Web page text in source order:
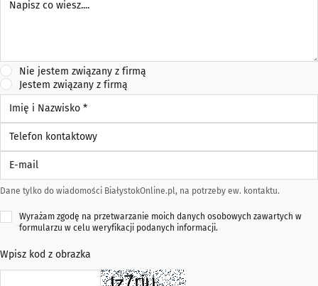
Nie jestem związany z firmą
Jestem związany z firmą
Imię i Nazwisko *
Telefon kontaktowy
Dane tylko do wiadomości BiałystokOnline.pl, na potrzeby ew. kontaktu.
Wyrażam zgodę na przetwarzanie moich danych osobowych zawartych w
formularzu w celu weryfikacji podanych informacji.
Wpisz kod z obrazka